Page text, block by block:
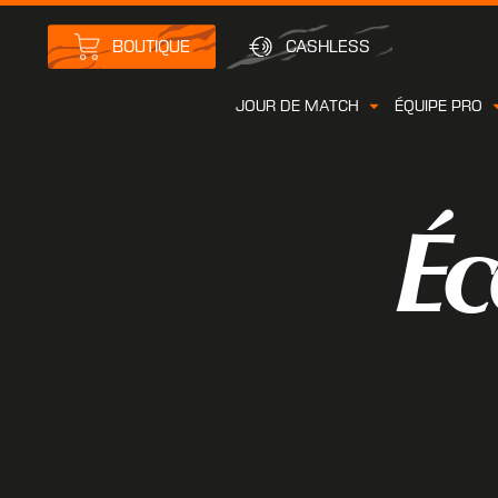
JOUR DE MATCH ÉQUIPE PRO
BOUTIQUE CASHLESS